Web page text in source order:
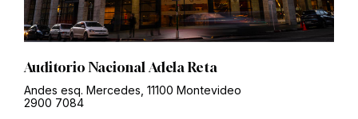
Auditorio Nacional Adela Reta
Andes esq. Mercedes, 11100 Montevideo
2900 7084